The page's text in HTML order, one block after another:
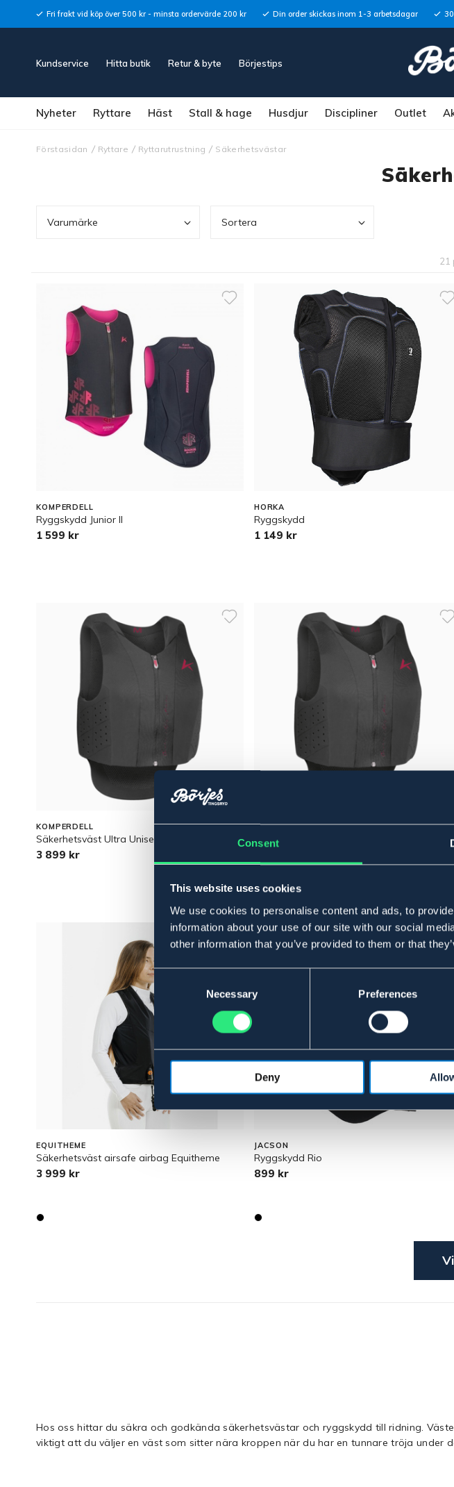
Consent
This website uses cookies
We use cookies to personalise content and ads, to
information about your use of our site with our social
other information that you’ve provided to them or that
Consent
Selection
Necessary Preferences
Deny
Fri frakt vid köp över 500 kr - minsta ordervärde 200 kr Din order skickas inom 1-3 arbetsdagar
Kundservice Hitta butik Retur & byte Börjestips
Nyheter Ryttare Häst Stall & hage Husdjur Discipliner Outlet
Förstasidan Ryttare Ryttarutrustning Säkerhetsvästar
Varumärke Sortera
21
KOMPERDELL
Ryggskydd Junior II
1 599 kr
HORKA
Ryggskydd
1 149 kr
KOMPERDELL
Säkerhetsväst Ultra Unisex
3 899 kr
KOMPERDELL
Säkerhetsväst Ultra Junior
EQUITHEME
Säkerhetsväst airsafe airbag Equitheme
3 999 kr
JACSON
Ryggskydd Rio
899 kr
Hos oss hittar du säkra och godkända säkerhetsvästar och ryggskydd till ridning.
viktigt att du väljer en väst som sitter nära kroppen när du har en tunnare tröja under